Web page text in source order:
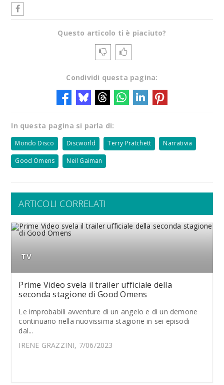
Questo articolo ti è piaciuto?
Condividi questa pagina:
In questa pagina si parla di:
Mondo Disco Discworld Terry Pratchett Narrativia
Good Omens Neil Gaiman
ARTICOLI CORRELATI
TV
Prime Video svela il trailer ufficiale della
seconda stagione di Good Omens
Le improbabili avventure di un angelo e di un demone
continuano nella nuovissima stagione in sei episodi
dal...
IRENE GRAZZINI, 7/06/2023